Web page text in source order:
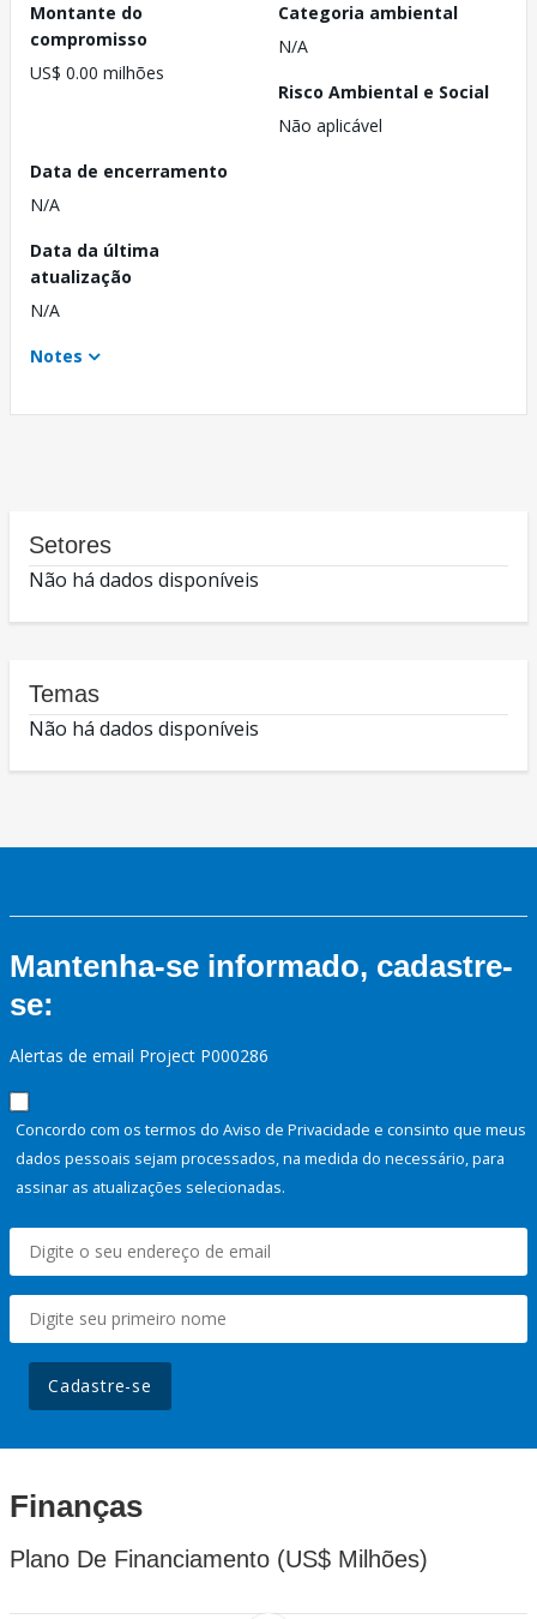
Montante do
compromisso
US$ 0.00 milhões
Categoria ambiental
N/A
Risco Ambiental e Social
Não aplicável
Data de encerramento
N/A
Data da última
atualização
N/A
Notes
Setores
Não há dados disponíveis
Temas
Não há dados disponíveis
Mantenha-se informado, cadastre-
se:
Alertas de email Project P000286
Concordo com os termos do Aviso de Privacidade e consinto que meus
dados pessoais sejam processados, na medida do necessário, para
assinar as atualizações selecionadas.
Cadastre-se
Finanças
Plano De Financiamento (US$ Milhões)